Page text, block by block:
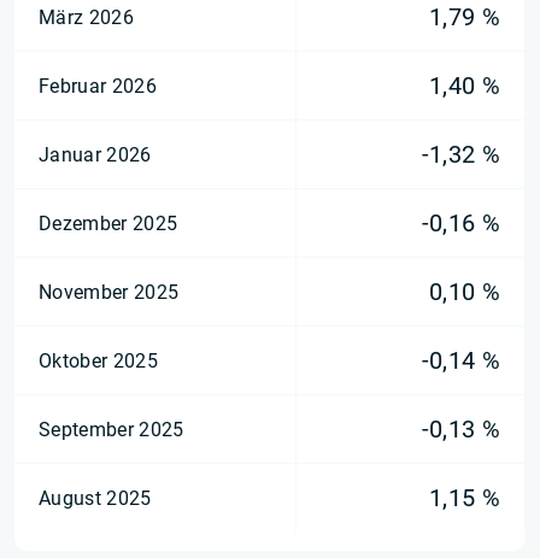
März 2026 1,79 %
Februar 2026 1,40 %
Januar 2026 -1,32 %
Dezember 2025 -0,16 %
November 2025 0,10 %
Oktober 2025 -0,14 %
September 2025 -0,13 %
August 2025 1,15 %